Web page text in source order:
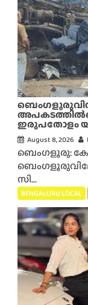
ഇരുപതോളം
August 8, 2026
ബെംഗളൂരു:
സി...
BENGALURU LOCAL